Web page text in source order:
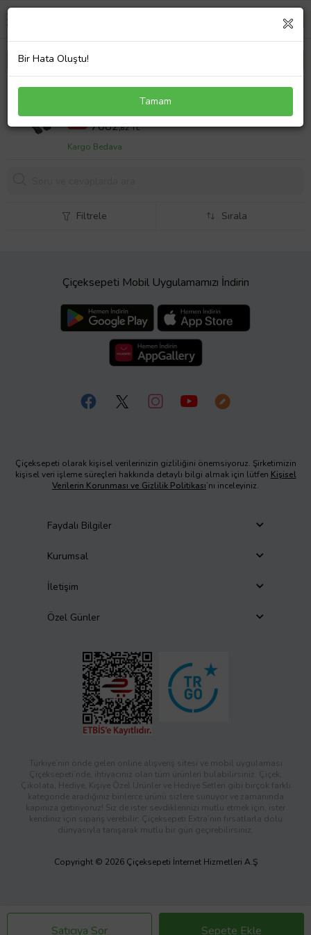
Volkswagen Touran 2010-2015 Arası ile uyumlu
ACE-1 Ara Atkı Tavan Barı SİYAH 3 ADET BAR
%20 8853,53 TL
7082,82 TL
Kargo Bedava
Satıcıya Sor Sepete Ekle
Filtrele Sırala
Çiçeksepeti Mobil Uygulamamızı İndirin
Çiçeksepeti olarak kişisel verilerinizin gizliliğini önemsiyoruz. Şirketimizin
kişisel veri işleme süreçleri hakkında detaylı bilgi almak için lütfen Kişisel
Verilerin Korunması ve Gizlilik Politikası’nı inceleyiniz.
Faydalı Bilgiler
Kurumsal
İletişim
Özel Günler
Türkiye’nin önde gelen online alışveriş sitesi ve mobil uygulaması
Çiçeksepeti’nde, ihtiyacınız olan tüm ürünleri bulabilirsiniz. Çiçek,
Çikolata, Hediye, Kişiye Özel Ürünler ve Hediye Setleri gibi birçok farklı
kategoride aradığınız binlerce ürünü sizlere sunuyor ve zamanında
kapınıza getiriyoruz! Siz de ister sevdiklerinizi mutlu etmek için, ister
kendiniz için sipariş verebilir; Çiçeksepeti Extra’nın fırsatlarla dolu
dünyasıyla tanışarak mutlu bir gün geçirebilirsiniz.
Copyright © 2026 Çiçeksepeti İnternet Hizmetleri A.Ş
Bir Hata Oluştu!
Tamam